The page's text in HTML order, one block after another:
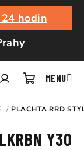
hodin
košík
/ PLACHTA RRD
Y30